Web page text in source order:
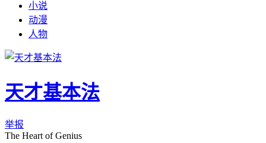
小说
动漫
人物
天才基本法
举报
The Heart of Genius